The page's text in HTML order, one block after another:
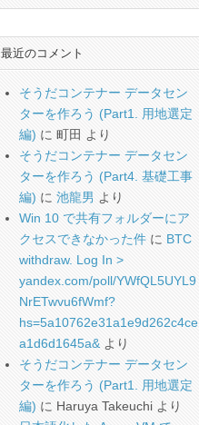
最近のコメント
そうだコンテナー データセン
ターを作ろう (Part1. 用地選定
編) に 町田 より
そうだコンテナー データセン
ターを作ろう (Part4. 基礎工事
編) に 池龍男 より
Win 10 で共有フォルダーにア
クセスできなかった件 に BTC
withdraw. Log In >
yandex.com/poll/YWfQL5UYL9
NrETwvu6fWmf?
hs=5a10762e31a1e9d262c4ce
a1d6d1645a& より
そうだコンテナー データセン
ターを作ろう (Part1. 用地選定
編) に Haruya Takeuchi より